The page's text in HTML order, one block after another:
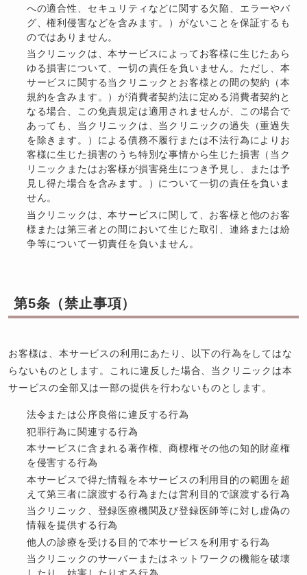
への適合性、セキュリティなどに関する欠陥、エラーやバ
グ、権利侵害などを含みます。）がないことを保証するも
のではありません。
当クリニックは、本サービスによってお客様に生じたあら
ゆる損害について、一切の責任を負いません。ただし、本
サービスに関する当クリニックとお客様との間の契約（本
規約を含みます。）が消費者契約法に定める消費者契約と
なる場合、この免責規定は適用されませんが、この場合で
あっても、当クリニックは、当クリニックの過失（重過失
を除きます。）による債務不履行または不法行為によりお
客様に生じた損害のうち特別な事情から生じた損害（当ク
リニックまたはお客様が損害発生につき予見し、または予
見し得た場合を含みます。）について一切の責任を負いま
せん。
当クリニックは、本サービスに関して、お客様と他のお客
様または第三者との間において生じた取引、連絡または紛
争等について一切責任を負いません。
第5条（禁止事項）
お客様は、本サービスの利用にあたり、以下の行為をしてはな
らないものとします。これに違反した場合、当クリニックは本
サービスの全部又は一部の提供を行わないものとします。
法令または公序良俗に違反する行為
犯罪行為に関連する行為
本サービスに含まれる著作権、商標権その他の知的財産権
を侵害する行為
本サービスで得た情報を本サービスの利用目的の範囲を超
えて第三者に譲渡する行為または営利目的で譲渡する行為
当クリニック、登録医療機関及び登録医師等に対し虚偽の
情報を提供する行為
他人の診療を受ける目的で本サービスを利用する行為
当クリニックのサーバーまたはネットワークの機能を破壊